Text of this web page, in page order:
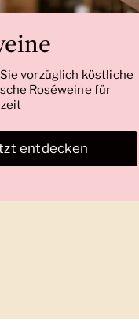
vorzüglich köstliche
Roséweine für
entdecken